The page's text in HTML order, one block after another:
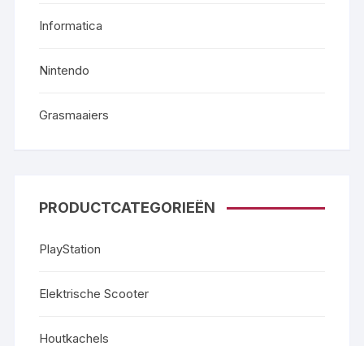
Informatica
Nintendo
Grasmaaiers
PRODUCTCATEGORIEËN
PlayStation
Elektrische Scooter
Houtkachels